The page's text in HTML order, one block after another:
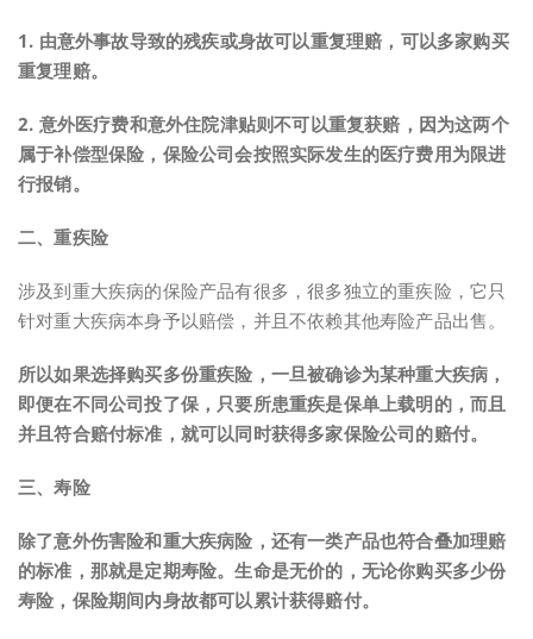
1. 由意外事故导致的残疾或身故可以重复理赔，可以多家购买
重复理赔。
2. 意外医疗费和意外住院津贴则不可以重复获赔，因为这两个
属于补偿型保险，保险公司会按照实际发生的医疗费用为限进
行报销。
二、重疾险
涉及到重大疾病的保险产品有很多，很多独立的重疾险，它只
针对重大疾病本身予以赔偿，并且不依赖其他寿险产品出售。
所以如果选择购买多份重疾险，一旦被确诊为某种重大疾病，
即便在不同公司投了保，只要所患重疾是保单上载明的，而且
并且符合赔付标准，就可以同时获得多家保险公司的赔付。
三、寿险
除了意外伤害险和重大疾病险，还有一类产品也符合叠加理赔
的标准，那就是定期寿险。生命是无价的，无论你购买多少份
寿险，保险期间内身故都可以累计获得赔付。